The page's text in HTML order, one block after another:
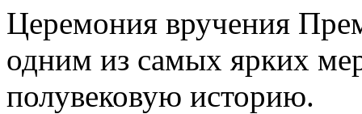
Церемония вручения
одним из самых ярких
полувековую историю.